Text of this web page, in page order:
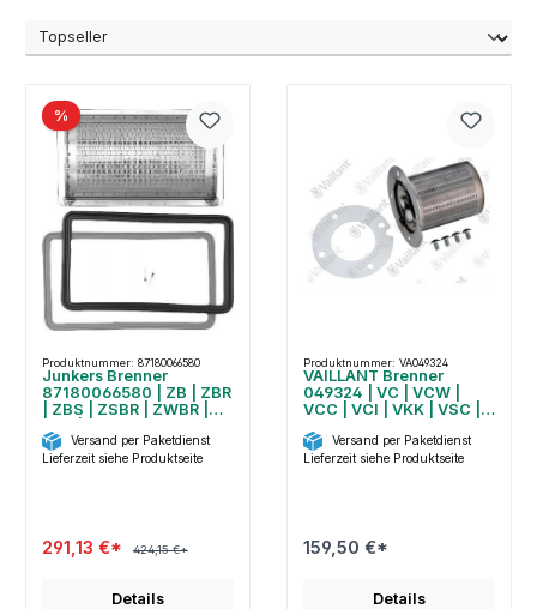
%
Produktnummer: 87180066580
Junkers Brenner
87180066580 | ZB | ZBR
| ZBS | ZSBR | ZWBR |
Versand per Paketdienst
Lieferzeit siehe Produktseite
291,13 €* 424,15 €*
Details
Produktnummer: VA049324
VAILLANT Brenner
049324 | VC | VCW |
VCC | VCI | VKK | VSC |
Versand per Paketdienst
Lieferzeit siehe Produktseite
159,50 €*
Details